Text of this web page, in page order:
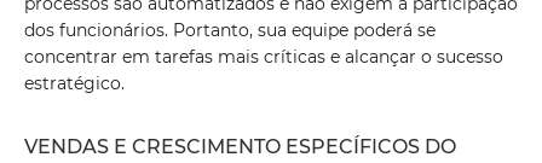
dos funcionários. Portanto, sua equipe poderá se
concentrar em tarefas mais críticas e alcançar o sucesso
estratégico.
VENDAS E CRESCIMENTO ESPECÍFICOS DO